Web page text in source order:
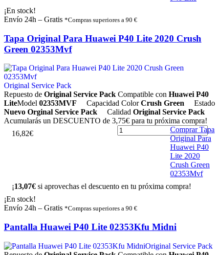
¡En stock!
Envío 24h – Gratis *Compras superiores a 90 €
Tapa Original Para Huawei P40 Lite 2020 Crush
Green 02353Mvf
Original Service Pack
Repuesto de Original Service Pack Compatible con Huawei P40
LiteModel 02353MVF Capacidad Color Crush Green
Estado
Nuevo Orginal Service Pack
Calidad Original Service Pack
Acumularás un DESCUENTO de 3,75€ para tu próxima compra!
16,82€
Comprar Tapa
Original Para
Huawei P40
Lite 2020
Crush Green
02353Mvf
¡13,07€ si aprovechas el descuento en tu próxima compra!
¡En stock!
Envío 24h – Gratis *Compras superiores a 90 €
Pantalla Huawei P40 Lite 02353Kfu Midni
Original Service Pack